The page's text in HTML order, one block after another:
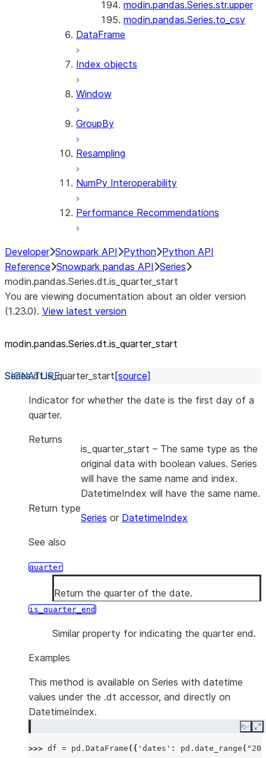
modin.pandas.Series.str.upper
modin.pandas.Series.to_csv
DataFrame
Index objects
Window
GroupBy
Resampling
NumPy Interoperability
Performance Recommendations
Developer Snowpark API Python Python API
Reference Snowpark pandas API Series
modin.pandas.Series.dt.is_quarter_start
You are viewing documentation about an older version
(1.23.0). View latest version
modin.pandas.Series.dt.is_ quarter_ start
Series.dt.is_quarter_start [source]
Indicator for whether the date is the first day of a
quarter.
Returns
is_quarter_start – The same type as the
original data with boolean values. Series
will have the same name and index.
DatetimeIndex will have the same name.
Return type
Series or DatetimeIndex
See also
quarter
Return the quarter of the date.
is_quarter_end
Similar property for indicating the quarter end.
Examples
This method is available on Series with datetime
values under the .dt accessor, and directly on
DatetimeIndex.
Copy
>>> df = pd . DataFrame ({ 'dates' : pd . date_range (